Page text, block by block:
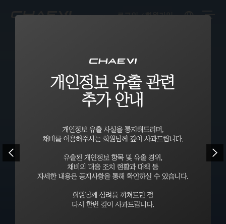
로그인 회원가입